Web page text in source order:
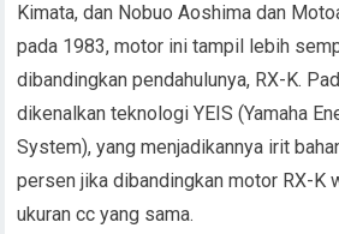
Kimata, dan Nobuo Aoshima dan
pada 1983, motor ini tampil lebih
dibandingkan pendahulunya, RX-K.
dikenalkan teknologi YEIS (Yamaha
System), yang menjadikannya irit
persen jika dibandingkan motor RX-K
ukuran cc yang sama.